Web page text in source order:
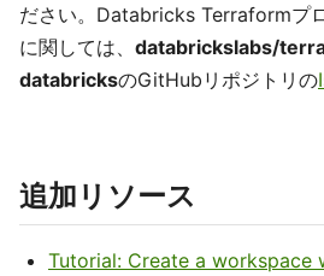
ださい。Databricks Terraformプ
に関しては、 databrickslabs/
databricksのGitHubリポジトリの
追加リソース
Tutorial: Create a workspace